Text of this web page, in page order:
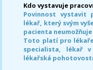
Kdo vystavuje
Povinnost vystavit
lékař, který svým
pacienta
Toto platí pro
specialista, lékař
lékařská